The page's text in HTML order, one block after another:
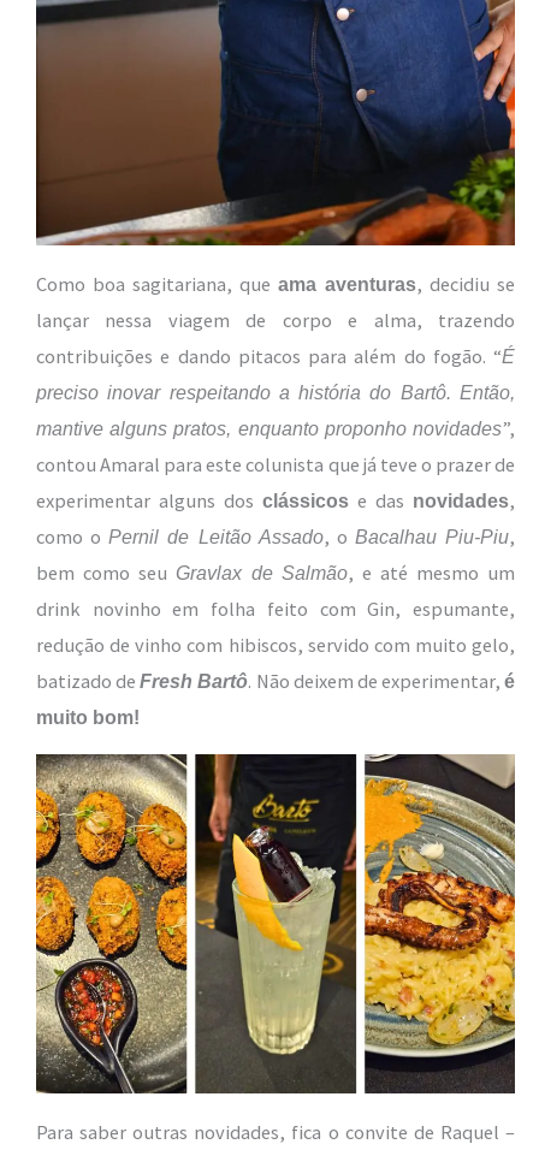
Como boa sagitariana, que ama aventuras, decidiu se
lançar nessa viagem de corpo e alma, trazendo
contribuições e dando pitacos para além do fogão. “É
preciso inovar respeitando a história do Bartô. Então,
mantive alguns pratos, enquanto proponho novidades”,
contou Amaral para este colunista que já teve o prazer de
experimentar alguns dos clássicos e das novidades,
como oPernil de Leitão Assado, o Bacalhau Piu-Piu,
bem como seu Gravlax de Salmão, e até mesmo um
drink novinho em folha feito com Gin, espumante,
redução de vinho com hibiscos, servido com muito gelo,
batizado deFresh Bartô. Não deixem de experimentar, é
muito bom!
Para saber outras novidades, fica o convite de Raquel –